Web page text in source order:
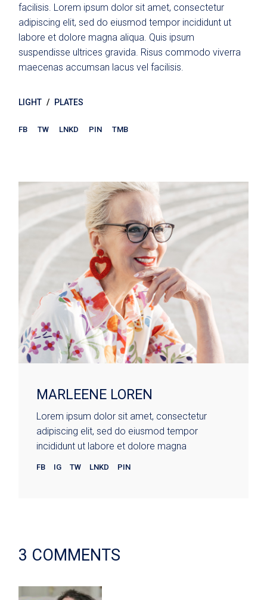
facilisis. Lorem ipsum dolor sit amet, consectetur
adipiscing elit, sed do eiusmod tempor incididunt ut
labore et dolore magna aliqua. Quis ipsum
suspendisse ultrices gravida. Risus commodo viverra
maecenas accumsan lacus vel facilisis.
LIGHT PLATES
FB TW LNKD PIN TMB
MARLEENE LOREN
Lorem ipsum dolor sit amet, consectetur
adipiscing elit, sed do eiusmod tempor
incididunt ut labore et dolore magna
FB IG TW LNKD PIN
3 COMMENTS